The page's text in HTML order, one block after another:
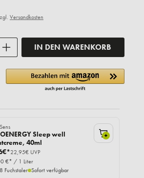
Versandkosten
IN DEN WARENKORB
Sleep well
40ml
22,95€ UVP
€* / 1 Liter
Fuchstaler Sofort verfügbar
+